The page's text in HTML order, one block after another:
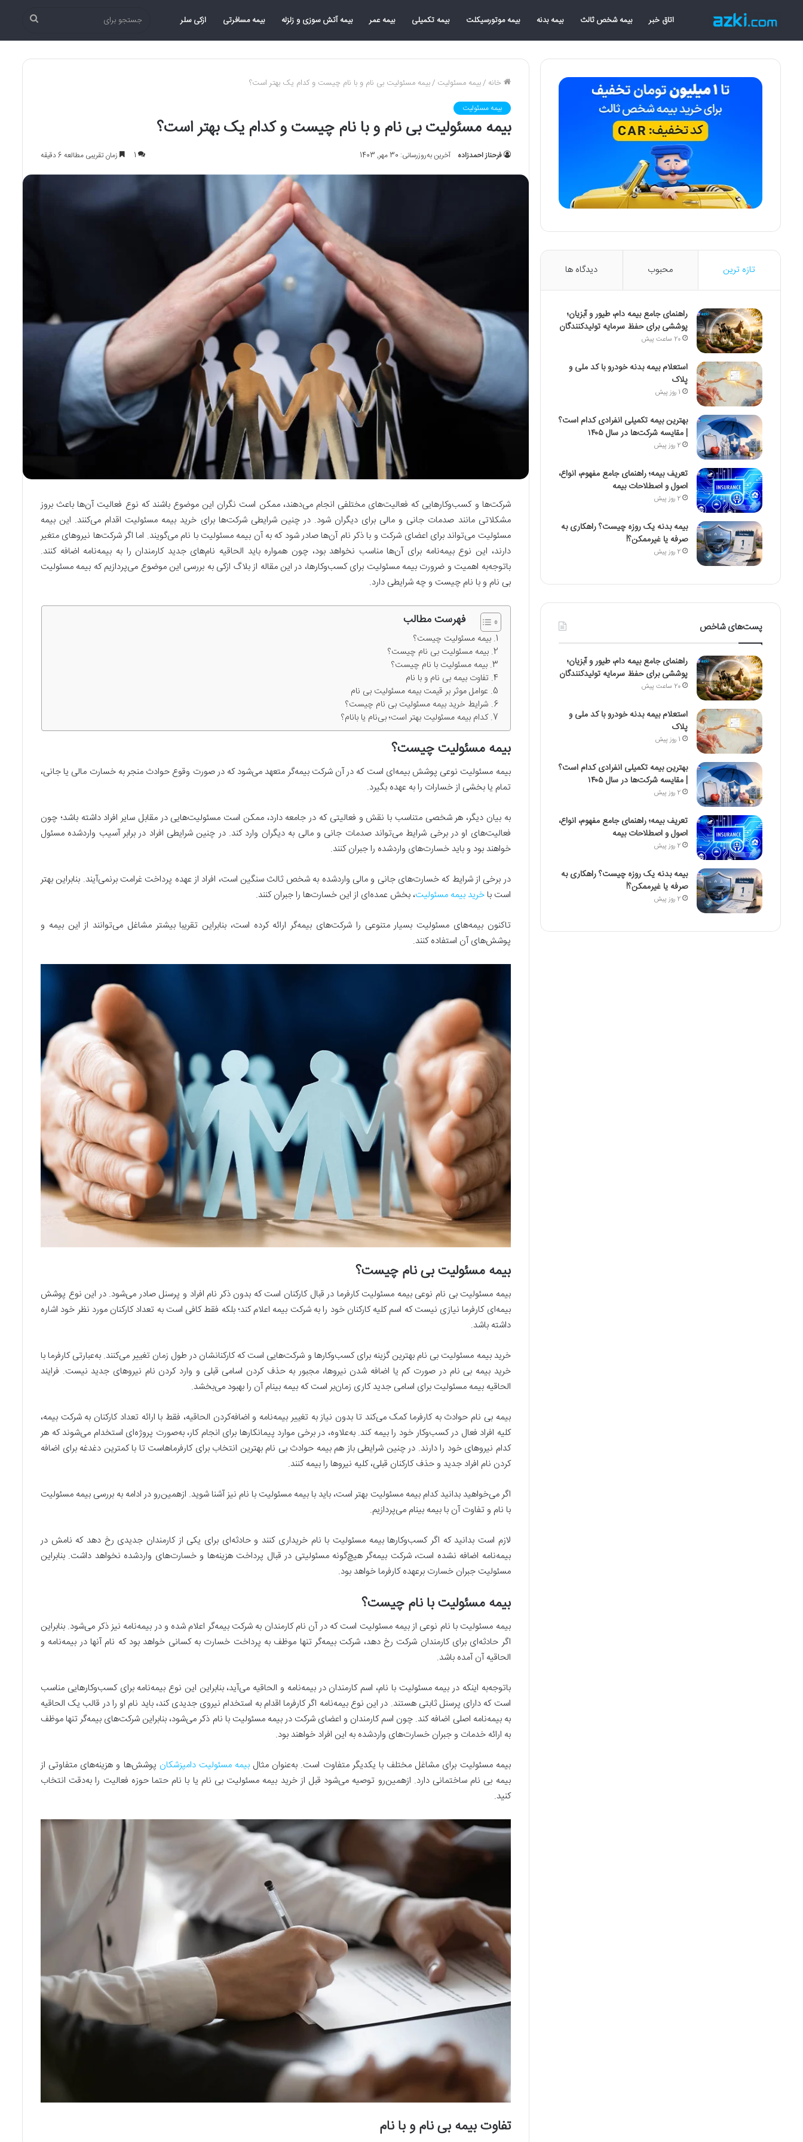
اتاق خبر بیمه شخص ثالث بیمه بدنه بیمه موتورسیکلت بیمه تکمیلی بیمه عمر بیمه آتش سوزی و زلزله بیمه مسافرتی ازکی سلر جستجو
برای
خانه /بیمه مسئولیت /بیمه مسئولیت بی نام و با نام چیست و کدام یک بهتر است؟
بیمه مسئولیت
بیمه مسئولیت بی نام و با نام چیست و کدام یک بهتر است؟
فرحناز احمدزاده آخرین به‌روزرسانی: 30 مهر, 1403 1 زمان تقریبی مطالعه 6 دقیقه
شرکت‌ها و کسب‌وکارهایی که فعالیت‌های مختلفی انجام می‌دهند، ممکن است نگران این موضوع باشند که نوع فعالیت آن‌ها باعث بروز
مشکلاتی مانند صدمات جانی و مالی برای دیگران شود. در چنین شرایطی شرکت‌ها برای خرید بیمه مسئولیت اقدام می‌کنند. این بیمه
مسئولیت می‌تواند برای اعضای شرکت و با ذکر نام آن‌ها صادر شود که به آن بیمه مسئولیت با نام می‌گویند. اما اگر شرکت‌ها نیروهای متغیر
دارند، این نوع بیمه‌نامه برای آن‌ها مناسب نخواهد بود، چون همواره باید الحاقیه نام‌های جدید کارمندان را به بیمه‌نامه اضافه کنند.
با‌توجه‌به اهمیت و ضرورت بیمه مسئولیت برای کسب‌وکارها، در این مقاله از بلاگ ازکی به بررسی این موضوع می‌پردازیم که بیمه مسئولیت
بی نام و با نام چیست و چه شرایطی دارد.
فهرست مطالب
بیمه مسئولیت چیست؟
بیمه مسئولیت بی‌ نام چیست؟
بیمه مسئولیت با نام چیست؟
تفاوت بیمه بی‌ نام و با نام
عوامل موثر بر قیمت بیمه مسئولیت بی‌ نام
شرایط خرید بیمه مسئولیت بی‌ نام چیست؟
کدام بیمه مسئولیت بهتر است؛ بی‌نام یا بانام؟
بیمه مسئولیت چیست؟
بیمه مسئولیت نوعی پوشش بیمه‌ای است که در آن شرکت بیمه‌گر متعهد می‌شود که در صورت وقوع حوادث منجر به خسارت مالی یا جانی،
تمام یا بخشی از خسارات را به عهده بگیرد.
به بیان دیگر، هر شخصی متناسب با نقش و فعالیتی که در جامعه دارد، ممکن است مسئولیت‌هایی در مقابل سایر افراد داشته باشد؛ چون
فعالیت‌های او در برخی شرایط می‌تواند صدمات جانی و مالی به دیگران وارد کند. در چنین شرایطی افراد در برابر آسیب واردشده مسئول
خواهند بود و باید خسارت‌های واردشده را جبران کنند.
در برخی از شرایط که خسارت‌های جانی و مالی واردشده به شخص ثالث سنگین است، افراد از عهده پرداخت غرامت برنمی‌آیند. بنابراین بهتر
است باخرید بیمه مسئولیت، بخش عمده‌ای از این خسارت‌ها را جبران کنند.
تاکنون بیمه‌های مسئولیت بسیار متنوعی را شرکت‌های بیمه‌گر ارائه کرده‌ است، بنابراین تقریبا بیشتر مشاغل می‌توانند از این بیمه و
پوشش‌های آن استفاده کنند.
بیمه مسئولیت بی‌ نام چیست؟
بیمه مسئولیت بی نام نوعی بیمه مسئولیت کارفرما در قبال کارکنان است که بدون ذکر نام افراد و پرسنل صادر می‌شود. در این نوع پوشش
بیمه‌ای کارفرما نیازی نیست که اسم کلیه کارکنان خود را به شرکت بیمه اعلام کند؛ بلکه فقط کافی است به تعداد کارکنان مورد نظر خود اشاره
داشته باشد.
خرید بیمه مسئولیت بی نام بهترین گزینه برای کسب‌وکارها و شرکت‌هایی است که کارکنانشان در طول زمان تغییر می‌کنند. به‌عبارتی کارفرما با
خرید بیمه بی نام در صورت کم یا اضافه شدن نیروها، مجبور به حذف کردن اسامی قبلی و وارد کردن نام نیروهای جدید نیست. فرایند
الحاقیه بیمه مسئولیت برای اسامی جدید کاری زمان‌بر است که بیمه بینام آن را بهبود می‌بخشد.
بیمه بی نام حوادث به کارفرما کمک می‌کند تا بدون نیاز به تغییر بیمه‌نامه و اضافه‌کردن الحاقیه، فقط با ارائه تعداد کارکنان به شرکت بیمه،
کلیه افراد فعال در کسب‌وکار خود را بیمه کند. به‌علاوه، در برخی موارد پیمانکارها برای انجام کار، به‌صورت پروژه‌ای استخدام می‌شوند که هر
کدام نیروهای خود را دارند. در چنین شرایطی باز هم بیمه حوادث بی نام بهترین انتخاب برای کارفرماهاست تا با کمترین دغدغه برای اضافه
کردن نام افراد جدید و حذف کارکنان قبلی، کلیه نیروها را بیمه کنند.
اگر می‌خواهید بدانید کدام بیمه مسئولیت بهتر است، باید با بیمه مسئولیت با نام نیز آشنا شوید. ازهمین‌رو در ادامه به بررسی بیمه مسئولیت
با نام و تفاوت آن با بیمه بینام می‌پردازیم.
لازم است بدانید که اگر کسب‌و‌کارها بیمه مسئولیت با نام خریداری کنند و حادثه‌ای برای یکی از کارمندان جدیدی رخ دهد که نامش در
بیمه‌نامه اضافه نشده است، شرکت بیمه‌گر هیچ‌گونه مسئولیتی در قبال پرداخت هزینه‌ها و خسارت‌های واردشده نخواهد داشت. بنابراین
مسئولیت جبران خسارت برعهده کارفرما خواهد بود.
بیمه مسئولیت با نام چیست؟
بیمه مسئولیت با نام نوعی از بیمه مسئولیت است که در آن نام کارمندان به شرکت بیمه‌گر اعلام شده و در بیمه‌نامه نیز ذکر می‌شود. بنابراین
اگر حادثه‌ای برای کارمندان شرکت رخ دهد، شرکت بیمه‌گر تنها موظف به پرداخت خسارت به‌ کسانی خواهد بود که نام آنها در بیمه‌نامه و
الحاقیه آن آمده باشد.
باتوجه‌به‌ اینکه در بیمه مسئولیت با نام، اسم کارمندان در بیمه‌نامه و الحاقیه می‌آید، بنابراین این نوع بیمه‌نامه برای کسب‌وکارهایی مناسب
است که دارای پرسنل ثابتی هستند. در این نوع بیمه‌نامه اگر کارفرما اقدام به استخدام نیروی جدیدی کند، باید نام او را در قالب یک الحاقیه
به بیمه‌نامه اصلی اضافه کند. چون اسم کارمندان و اعضای شرکت در بیمه مسئولیت با نام ذکر می‌شود، بنابراین شرکت‌های بیمه‌گر تنها موظف
به ارائه خدمات و جبران خسارت‌های واردشده به این افراد خواهند بود.
بیمه مسئولیت برای مشاغل مختلف با یکدیگر متفاوت است. به‌عنوان مثال بیمه مسئولیت دامپزشکان پوشش‌ها و هزینه‌های متفاوتی از
بیمه بی نام ساختمانی دارد. ازهمین‌رو توصیه می‌شود قبل از خرید بیمه مسئولیت بی نام یا با نام حتما حوزه فعالیت را به‌دقت انتخاب
کنید.
تفاوت بیمه بی‌ نام و با نام
تازه ترین محبوب دیدگاه ها
راهنمای جامع بیمه دام، طیور و آبزیان؛
پوششی برای حفظ سرمایه تولیدکنندگان
20 ساعت پیش
استعلام بیمه بدنه خودرو با کد ملی و
پلاک
1 روز پیش
بهترین بیمه تکمیلی انفرادی کدام است؟
| مقایسه شرکت‌ها در سال ۱۴۰۵
2 روز پیش
تعریف بیمه؛ راهنمای جامع مفهوم، انواع،
اصول و اصطلاحات بیمه
2 روز پیش
بیمه بدنه یک روزه چیست؟ راهکاری به
صرفه یا غیرممکن؟!
2 روز پیش
پست‌های شاخص
راهنمای جامع بیمه دام، طیور و آبزیان؛
پوششی برای حفظ سرمایه تولیدکنندگان
20 ساعت پیش
استعلام بیمه بدنه خودرو با کد ملی و
پلاک
1 روز پیش
بهترین بیمه تکمیلی انفرادی کدام است؟
| مقایسه شرکت‌ها در سال ۱۴۰۵
2 روز پیش
تعریف بیمه؛ راهنمای جامع مفهوم، انواع،
اصول و اصطلاحات بیمه
2 روز پیش
بیمه بدنه یک روزه چیست؟ راهکاری به
صرفه یا غیرممکن؟!
2 روز پیش